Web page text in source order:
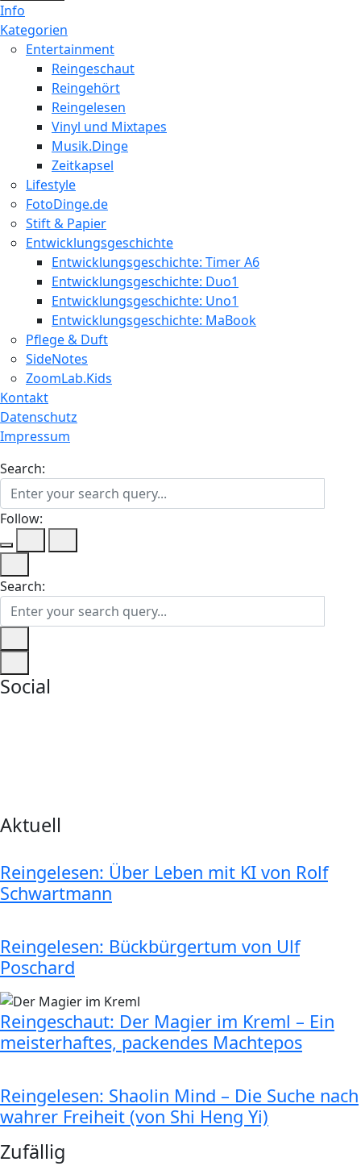
Info
Kategorien
Entertainment
Reingeschaut
Reingehört
Reingelesen
Vinyl und Mixtapes
Musik.Dinge
Zeitkapsel
Lifestyle
FotoDinge.de
Stift & Papier
Entwicklungsgeschichte
Entwicklungsgeschichte: Timer A6
Entwicklungsgeschichte: Duo1
Entwicklungsgeschichte: Uno1
Entwicklungsgeschichte: MaBook
Pflege & Duft
SideNotes
ZoomLab.Kids
Kontakt
Datenschutz
Impressum
Search:
Follow:
Search:
Social
Aktuell
Reingelesen: Über Leben mit KI von Rolf
Schwartmann
Reingelesen: Bückbürgertum von Ulf
Poschard
Reingeschaut: Der Magier im Kreml – Ein
meisterhaftes, packendes Machtepos
Reingelesen: Shaolin Mind – Die Suche nach
wahrer Freiheit (von Shi Heng Yi)
Zufällig